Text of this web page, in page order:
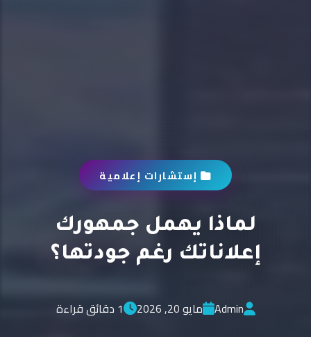
إستشارات إعلامية
لماذا يهمل جمهورك
إعلاناتك رغم جودتها؟
Admin مايو 20, 2026 1 دقائق قراءة